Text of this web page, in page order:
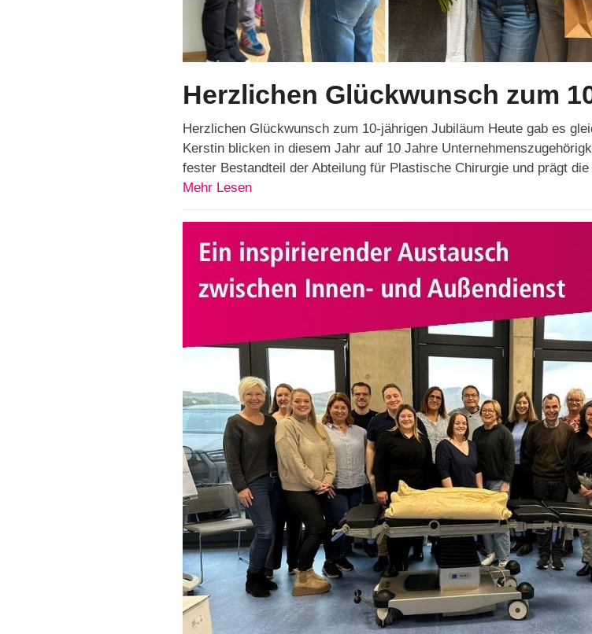
Herzlichen Glückwunsch zum
Herzlichen Glückwunsch zum 10-jährigen Jubiläum Heute gab es
Kerstin blicken in diesem Jahr auf 10 Jahre
fester Bestandteil der Abteilung für Plastische Chirurgie und prägt
Mehr Lesen